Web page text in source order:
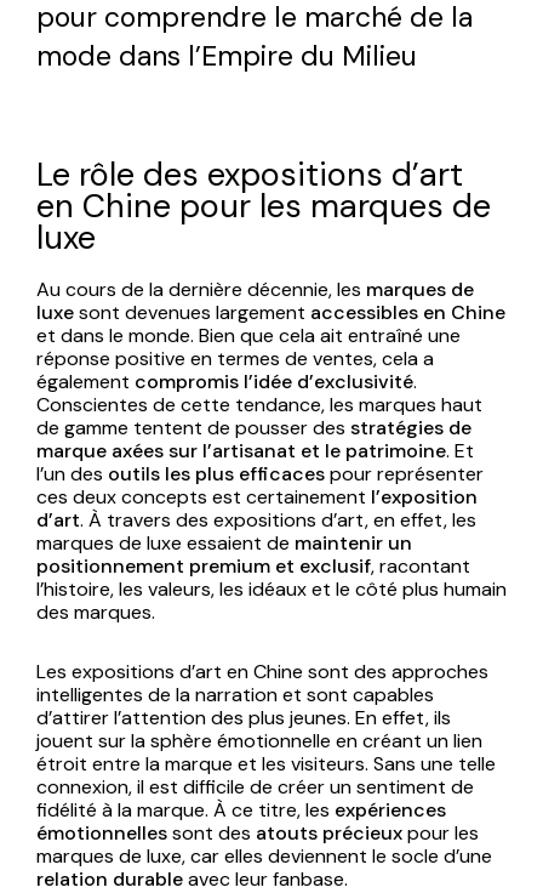
pour comprendre le marché de la
mode dans l’Empire du Milieu
Le rôle des expositions d’art
en Chine pour les marques de
luxe
Au cours de la dernière décennie, les marques de
luxesont devenues largement accessibles en Chine
et dans le monde. Bien que cela ait entraîné une
réponse positive en termes de ventes, cela a
également compromis l’idée d’exclusivité.
Conscientes de cette tendance, les marques haut
de gamme tentent de pousser des stratégies de
marque axées sur l’artisanat et le patrimoine. Et
l’un des outils les plus efficacespour représenter
ces deux concepts est certainement l’exposition
d’art. À travers des expositions d’art, en effet, les
marques de luxe essaient de maintenir un
positionnement premium et exclusif, racontant
l’histoire, les valeurs, les idéaux et le côté plus humain
des marques.
Les expositions d’art en Chine sont des approches
intelligentes de la narration et sont capables
d’attirer l’attention des plus jeunes. En effet, ils
jouent sur la sphère émotionnelle en créant un lien
étroit entre la marque et les visiteurs. Sans une telle
connexion, il est difficile de créer un sentiment de
fidélité à la marque. À ce titre, les expériences
émotionnellessont des atouts précieuxpour les
marques de luxe, car elles deviennent le socle d’une
relation durableavec leur fanbase.